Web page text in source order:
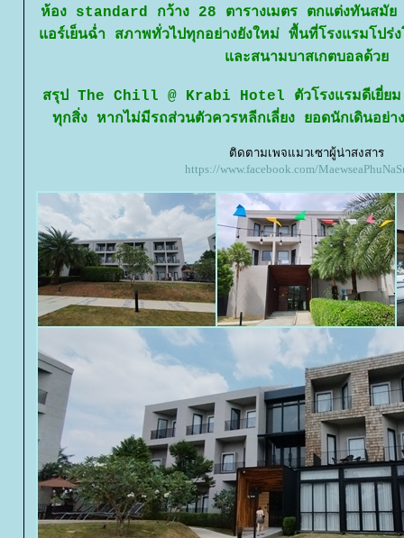
ห้อง standard กว้าง 28 ตารางเมตร ตกแต่งทันสมัย
อร์เย็นฉ่ำ สภาพทั่วไปทุกอย่างยังใหม่ พื้นที่โรงแรมโปร่
ละสนามบาสเกตบอลด้ว
สรุป The Chill @ Krabi Hotel ตัวโรงแรมดีเยี่ยม
ทุกสิ่ง หากไม่มีรถส่วนตัวควรหลีกเลี่ยง ยอดนักเดินอย่า
ติดตามเพจแมวเซาผู้น่าสงสาร
https://www.facebook.com/